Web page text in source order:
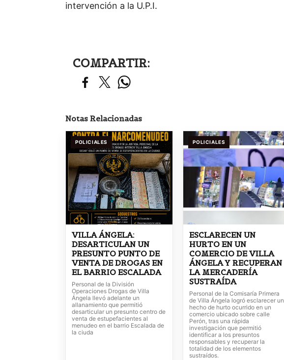
intervención a la U.P.I.
COMPARTIR:
Notas Relacionadas
POLICIALES
VILLA ÁNGELA:
DESARTICULAN UN
PRESUNTO PUNTO DE
VENTA DE DROGAS EN
EL BARRIO ESCALADA
Personal de la División
Operaciones Drogas de Villa
Ángela llevó adelante un
allanamiento que permitió
desarticular un presunto centro de
venta de estupefacientes al
menudeo en el barrio Escalada de
la ciuda
POLICIALES
ESCLARECEN UN
HURTO EN UN
COMERCIO DE VILLA
ÁNGELA Y RECUPERAN
LA MERCADERÍA
SUSTRAÍDA
Personal de la Comisaría Primera
de Villa Ángela logró esclarecer un
hecho de hurto ocurrido en un
comercio ubicado sobre calle
Perón, tras una rápida
investigación que permitió
identificar a los presuntos
responsables y recuperar la
totalidad de los elementos
sustraídos.